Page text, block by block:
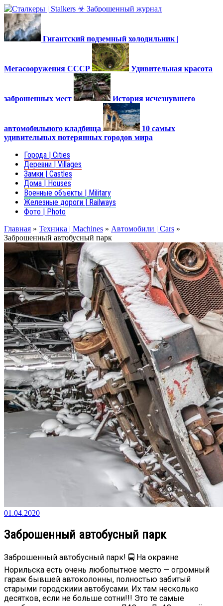
Гигантский подземный холодильник |
Мегасооружения СССР Удивительная красота
заброшенных мест История исчезнувшего
автомобильного кладбища
10 самых
удивительных потерянных городов мира
Города | Cities
Деревни | Villages
Замки | Castles
Дома | Houses
Военные объекты | Military
Железные дороги | Railways
Фото | Photo
Главная » Техника | Machines » Автомобили | Cars »
Заброшенный автобусный парк
01.04.2020
Заброшенный автобусный парк
Заброшенный автобусный парк! 🚍 На окраине
Норильска есть очень любопытное место — огромный
гараж бывшей автоколонны, полностью забитый
старыми городскиии автобусами. Их там несколько
десятков, если не больше сотни!!! Это те самые